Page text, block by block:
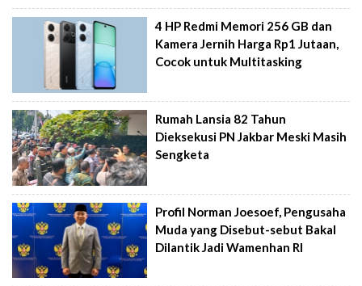
4 HP Redmi Memori 256 GB dan
Kamera Jernih Harga Rp1 Jutaan,
Cocok untuk Multitasking
Rumah Lansia 82 Tahun
Dieksekusi PN Jakbar Meski Masih
Sengketa
Profil Norman Joesoef, Pengusaha
Muda yang Disebut-sebut Bakal
Dilantik Jadi Wamenhan RI